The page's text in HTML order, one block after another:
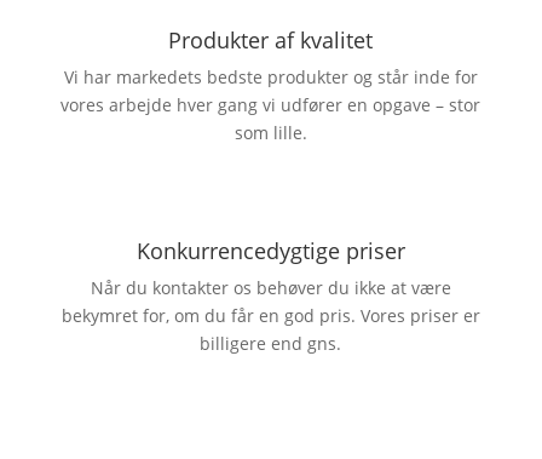
Produkter af kvalitet
Vi har markedets bedste produkter og står inde for
vores arbejde hver gang vi udfører en opgave – stor
som lille.
Konkurrencedygtige priser
Når du kontakter os behøver du ikke at være
bekymret for, om du får en god pris. Vores priser er
billigere end gns.